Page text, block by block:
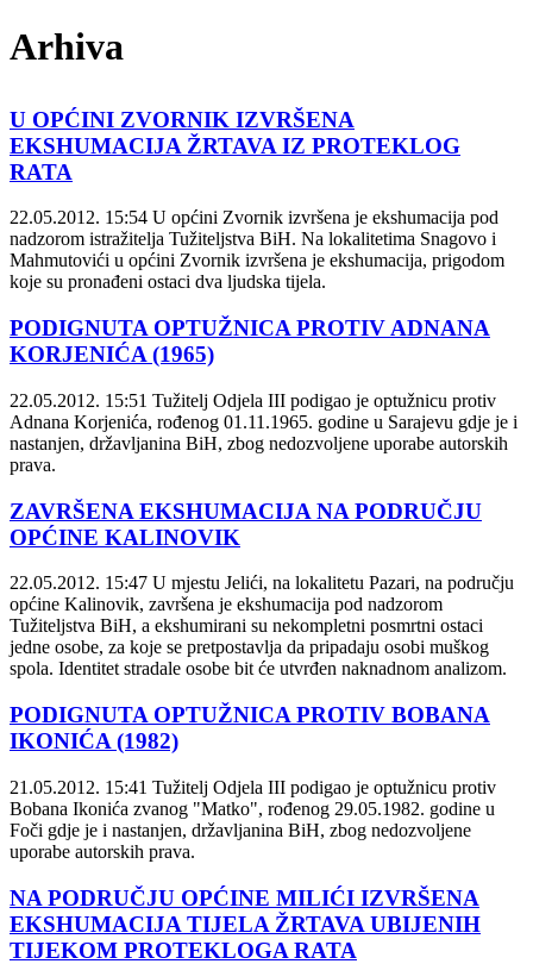
Arhiva
U OPĆINI ZVORNIK IZVRŠENA
EKSHUMACIJA ŽRTAVA IZ PROTEKLOG
RATA
22.05.2012. 15:54 U općini Zvornik izvršena je ekshumacija pod
nadzorom istražitelja Tužiteljstva BiH. Na lokalitetima Snagovo i
Mahmutovići u općini Zvornik izvršena je ekshumacija, prigodom
koje su pronađeni ostaci dva ljudska tijela.
PODIGNUTA OPTUŽNICA PROTIV ADNANA
KORJENIĆA (1965)
22.05.2012. 15:51 Tužitelj Odjela III podigao je optužnicu protiv
Adnana Korjenića, rođenog 01.11.1965. godine u Sarajevu gdje je i
nastanjen, državljanina BiH, zbog nedozvoljene uporabe autorskih
prava.
ZAVRŠENA EKSHUMACIJA NA PODRUČJU
OPĆINE KALINOVIK
22.05.2012. 15:47 U mjestu Jelići, na lokalitetu Pazari, na području
općine Kalinovik, završena je ekshumacija pod nadzorom
Tužiteljstva BiH, a ekshumirani su nekompletni posmrtni ostaci
jedne osobe, za koje se pretpostavlja da pripadaju osobi muškog
spola. Identitet stradale osobe bit će utvrđen naknadnom analizom.
PODIGNUTA OPTUŽNICA PROTIV BOBANA
IKONIĆA (1982)
21.05.2012. 15:41 Tužitelj Odjela III podigao je optužnicu protiv
Bobana Ikonića zvanog "Matko", rođenog 29.05.1982. godine u
Foči gdje je i nastanjen, državljanina BiH, zbog nedozvoljene
uporabe autorskih prava.
NA PODRUČJU OPĆINE MILIĆI IZVRŠENA
EKSHUMACIJA TIJELA ŽRTAVA UBIJENIH
TIJEKOM PROTEKLOGA RATA